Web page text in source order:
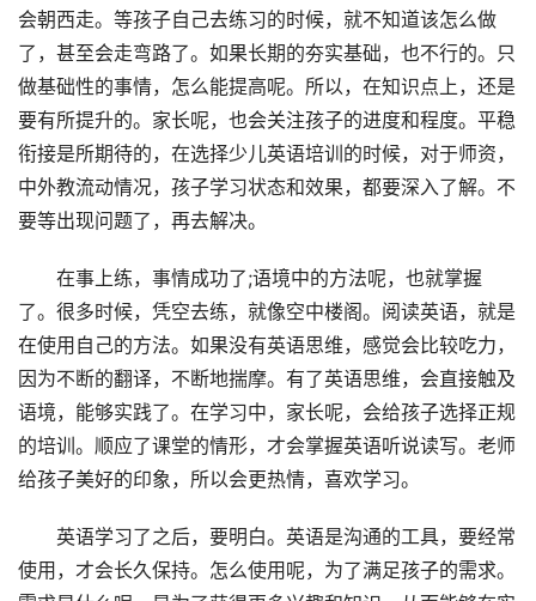
会朝西走。等孩子自己去练习的时候，就不知道该怎么做
了，甚至会走弯路了。如果长期的夯实基础，也不行的。只
做基础性的事情，怎么能提高呢。所以，在知识点上，还是
要有所提升的。家长呢，也会关注孩子的进度和程度。平稳
衔接是所期待的，在选择少儿英语培训的时候，对于师资，
中外教流动情况，孩子学习状态和效果，都要深入了解。不
要等出现问题了，再去解决。
在事上练，事情成功了;语境中的方法呢，也就掌握
了。很多时候，凭空去练，就像空中楼阁。阅读英语，就是
在使用自己的方法。如果没有英语思维，感觉会比较吃力，
因为不断的翻译，不断地揣摩。有了英语思维，会直接触及
语境，能够实践了。在学习中，家长呢，会给孩子选择正规
的培训。顺应了课堂的情形，才会掌握英语听说读写。老师
给孩子美好的印象，所以会更热情，喜欢学习。
英语学习了之后，要明白。英语是沟通的工具，要经常
使用，才会长久保持。怎么使用呢，为了满足孩子的需求。